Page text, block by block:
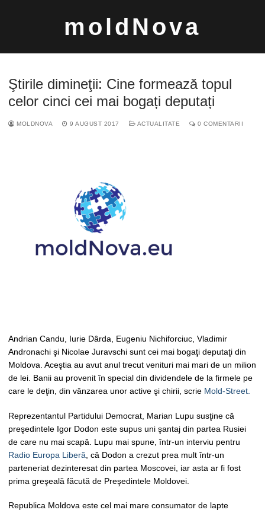
moldNova
Ştirile dimineţii: Cine formează topul
celor cinci cei mai bogați deputați
MOLDNOVA 9 AUGUST 2017 ACTUALITATE 0 COMENTARII
Andrian Candu, Iurie Dârda, Eugeniu Nichiforciuc, Vladimir
Andronachi şi Nicolae Juravschi sunt cei mai bogaţi deputaţi din
Moldova. Aceştia au avut anul trecut venituri mai mari de un milion
de lei. Banii au provenit în special din dividendele de la firmele pe
care le deţin, din vânzarea unor active şi chirii, scrie Mold-Street.
Reprezentantul Partidului Democrat, Marian Lupu susţine că
preşedintele Igor Dodon este supus uni şantaj din partea Rusiei
de care nu mai scapă. Lupu mai spune, într-un interviu pentru
Radio Europa Liberă , că Dodon a crezut prea mult într-un
parteneriat dezinteresat din partea Moscovei, iar asta ar fi fost
prima greşeală făcută de Preşedintele Moldovei.
Republica Moldova este cel mai mare consumator de lapte